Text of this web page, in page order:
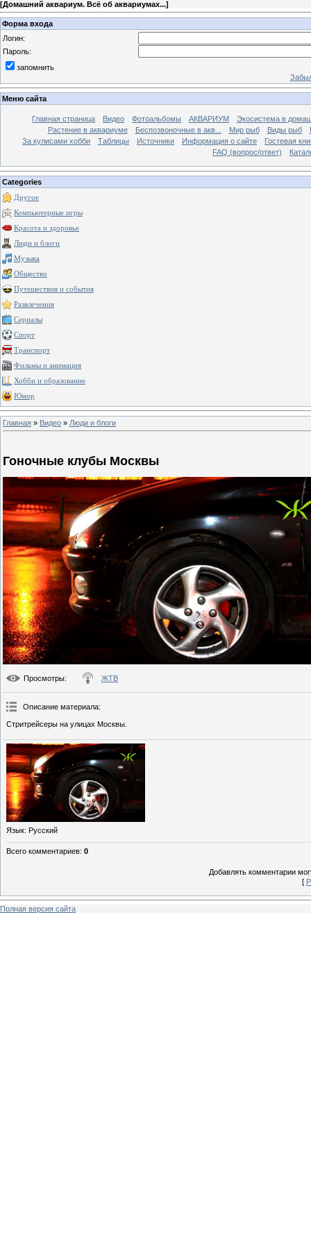
[Домашний аквариум. Всё об аквариумах...]
Форма входа
Логин:
Пароль:
запомнить
Меню сайта
Главная страница Видео Фотоальбомы АКВАРИУМ
Экосистема в
Растение в аквариуме
Беспозвоночные в акв... Мир рыб Виды рыб
За кулисами хобби
Таблицы Источники Информация о сайте
Гостевая
FAQ (вопрос/ответ)
Categories
Другое
Компьютерные игры
Красота и здоровье
Люди и блоги
Музыка
Общество
Путешествия и события
Развлечения
Сериалы
Спорт
Транспорт
Фильмы и анимация
Хобби и образование
Юмор
Главная » Видео » Люди и блоги
Гоночные клубы Москвы
Просмотры: ЖТВ
Описание материала:
Стритрейсеры на улицах Москвы.
Язык: Русский
Всего комментариев: 0
Добавлять комментарии
[
Полная версия сайта